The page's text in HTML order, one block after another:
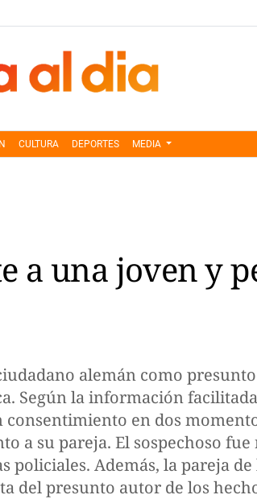
CULTURA DEPORTES MEDIA
a una joven y
alemán como
Según la información
en dos
a su pareja. El sospechoso
policiales. Además, la pareja
del presunto autor de los